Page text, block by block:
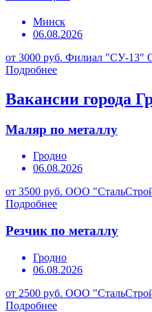
Минск
06.08.2026
от 3000 руб. Филиал "СУ-13"
Подробнее
Вакансии города
Маляр по металлу
Гродно
06.08.2026
от 3500 руб. ООО
Подробнее
Резчик по металлу
Гродно
06.08.2026
от 2500 руб. ООО
Подробнее